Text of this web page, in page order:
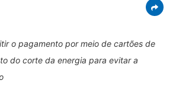
o pagamento por meio de cartões de
do corte da energia para evitar a